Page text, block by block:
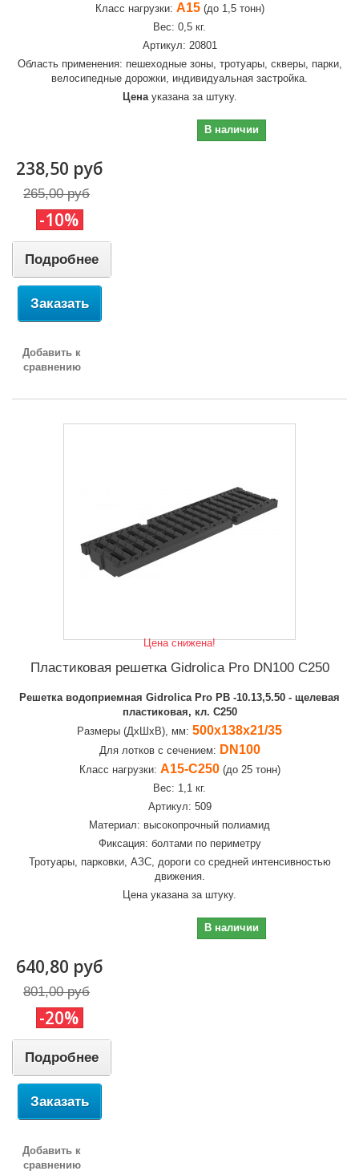
Класс нагрузки: А15(до 1,5 тонн)
Вес: 0,5 кг.
Артикул: 20801
Область применения: пешеходные зоны, тротуары, скверы, парки,
велосипедные дорожки, индивидуальная застройка.
Ценауказана за штуку.
В наличии
238,50 руб
265,00 руб
-10%
Подробнее
Заказать
Добавить к
сравнению
Цена снижена!
Пластиковая решетка Gidrolica Pro DN100 C250
Решетка водоприемная Gidrolica Pro РВ -10.13,5.50 - щелевая
пластиковая, кл. С250
Размеры (ДхШхВ), мм: 500х138х21/35
Для лотков с сечением: DN100
Класс нагрузки: А15-C250(до 25 тонн)
Вес: 1,1 кг.
Артикул: 509
Материал: высокопрочный полиамид
Фиксация: болтами по периметру
Тротуары, парковки, АЗС, дороги со средней интенсивностью
движения.
Цена указана за штуку.
В наличии
640,80 руб
801,00 руб
-20%
Подробнее
Заказать
Добавить к
сравнению